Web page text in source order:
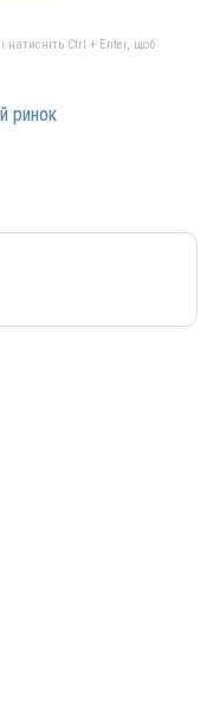
натисніть Ctrl + Enter, щоб
ринок